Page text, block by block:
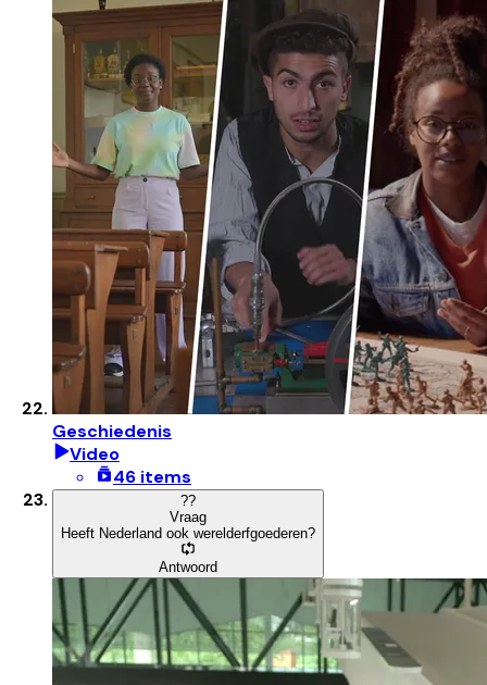
Geschiedenis
Video
46 items
??
Vraag
Heeft Nederland ook werelderfgoederen?
Antwoord